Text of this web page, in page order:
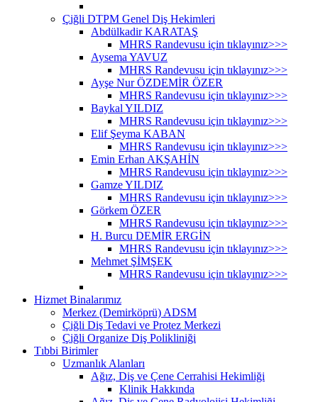
Çiğli DTPM Genel Diş Hekimleri
Abdülkadir KARATAŞ
MHRS Randevusu için tıklayınız>>>
Aysema YAVUZ
MHRS Randevusu için tıklayınız>>>
Ayşe Nur ÖZDEMİR ÖZER
MHRS Randevusu için tıklayınız>>>
Baykal YILDIZ
MHRS Randevusu için tıklayınız>>>
Elif Şeyma KABAN
MHRS Randevusu için tıklayınız>>>
Emin Erhan AKŞAHİN
MHRS Randevusu için tıklayınız>>>
Gamze YILDIZ
MHRS Randevusu için tıklayınız>>>
Görkem ÖZER
MHRS Randevusu için tıklayınız>>>
H. Burcu DEMİR ERGİN
MHRS Randevusu için tıklayınız>>>
Mehmet ŞİMŞEK
MHRS Randevusu için tıklayınız>>>
Hizmet Binalarımız
Merkez (Demirköprü) ADSM
Çiğli Diş Tedavi ve Protez Merkezi
Çiğli Organize Diş Polikliniği
Tıbbi Birimler
Uzmanlık Alanları
Ağız, Diş ve Çene Cerrahisi Hekimliği
Klinik Hakkında